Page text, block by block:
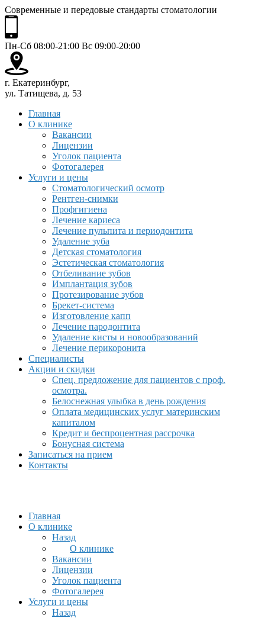
Современные и передовые стандарты стоматологии
Пн-Сб 08:00-21:00 Вс 09:00-20:00
г. Екатеринбург,
ул. Татищева, д. 53
Главная
О клинике
Вакансии
Лицензии
Уголок пациента
Фотогалерея
Услуги и цены
Стоматологический осмотр
Рентген-снимки
Профгигиена
Лечение кариеса
Лечение пульпита и периодонтита
Удаление зуба
Детская стоматология
Эстетическая стоматология
Отбеливание зубов
Имплантация зубов
Протезирование зубов
Брекет-система
Изготовление капп
Лечение пародонтита
Удаление кисты и новообразований
Лечение перикоронита
Специалисты
Акции и скидки
Спец. предложение для пациентов с проф.
осмотра.
Белоснежная улыбка в день рождения
Оплата медицинских услуг материнским
капиталом
Кредит и беспроцентная рассрочка
Бонусная система
Записаться на прием
Контакты
Главная
О клинике
Назад
О клинике
Вакансии
Лицензии
Уголок пациента
Фотогалерея
Услуги и цены
Назад